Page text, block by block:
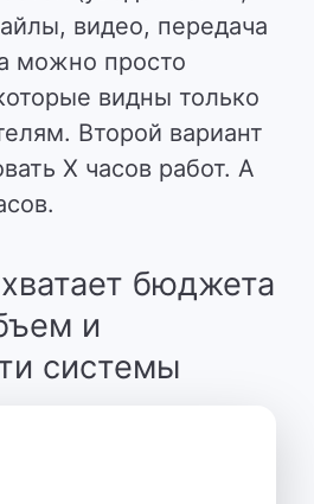
видео, передача
можно просто
видны только
Второй вариант
X часов работ. А
часов.
бюджета
и
системы